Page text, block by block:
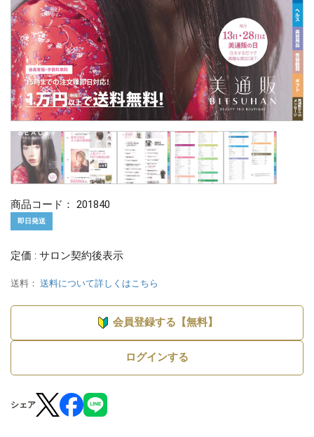
商品コード： 201840
即日発送
定価 : サロン契約後表示
送料： 送料について詳しくはこちら
会員登録する【無料】
ログインする
シェア